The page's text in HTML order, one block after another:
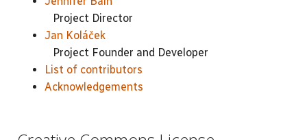
Project Director
Jan Koláček
Project Founder and Developer
List of contributors
Acknowledgements